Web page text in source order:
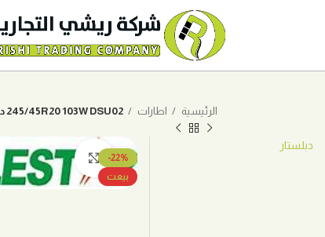
الرئيسية اطارات 245/45R20 103W DSU02 دبل ستار
-22%
بيعت
اضغط للتكبير
دبلستار